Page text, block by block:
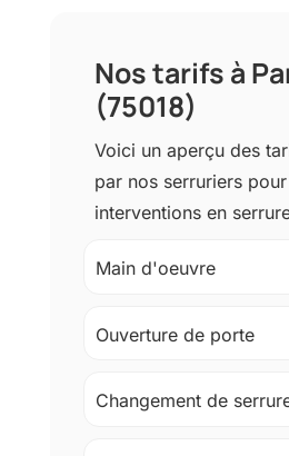
Nos tarifs à
(75018)
Voici un aperçu des
par nos serruriers
interventions en
Main d'oeuvre
Ouverture de porte
Changement de